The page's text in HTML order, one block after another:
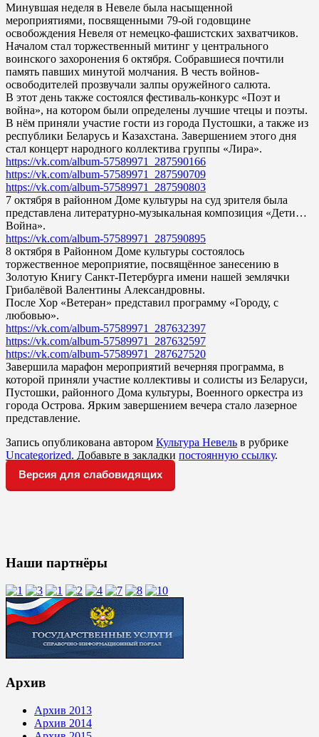
Минувшая неделя в Невеле была насыщенной
мероприятиями, посвященными 79-ой годовщине
освобождения Невеля от немецко-фашистских захватчиков.
Началом стал торжественный митинг у центрального
воинского захоронения 6 октября. Собравшиеся почтили
память павших минутой молчания. В честь войнов-
освободителей прозвучали залпы оружейного салюта.
В этот день также состоялся фестиваль-конкурс «Поэт и
война», на котором были определены лучшие чтецы и поэты.
В нём приняли участие гости из города Пустошки, а также из
республики Беларусь и Казахстана. Завершением этого дня
стал концерт народного коллектива группы «Лира».
https://vk.com/album-57589971_287590166
https://vk.com/album-57589971_287590709
https://vk.com/album-57589971_287590803
7 октября в районном Доме культуры на суд зрителя была
представлена литературно-музыкальная композиция «Дети…
Война».
https://vk.com/album-57589971_287590895
8 октября в Районном Доме культуры состоялось
торжественное мероприятие, посвящённое занесению в
Золотую Книгу Санкт-Петербурга имени нашей землячки
Грибалёвой Валентины Александровны.
После Хор «Ветеран» представил программу «Городу, с
любовью».
https://vk.com/album-57589971_287632397
https://vk.com/album-57589971_287632597
https://vk.com/album-57589971_287627520
Завершила марафон мероприятий вечерняя программа, в
которой приняли участие коллективы и солисты из Беларуси,
Пустошки, районного Дома культуры, Военного оркестра из
города Острова. Ярким завершением вечера стало лазерное
представление.
Запись опубликована автором Культура Невель в рубрике
Uncategorized. Добавьте в закладки постоянную ссылку.
Версия для слабовидящих
Наши партнёры
Архив
Архив 2013
Архив 2014